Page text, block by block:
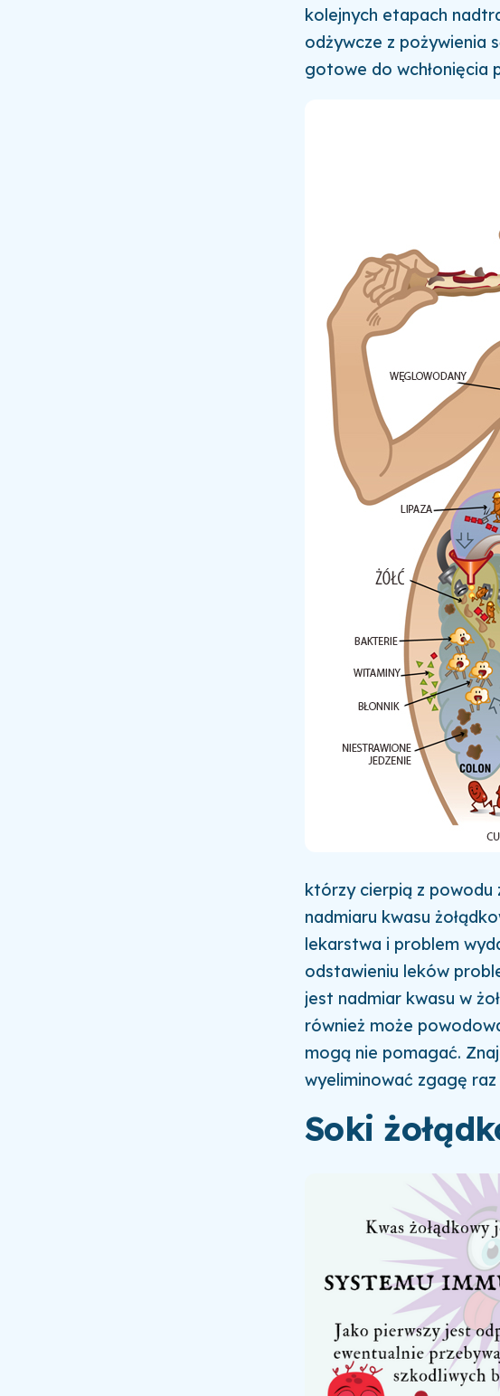
kolejnych etapach
odżywcze z pożywienia
gotowe do wchłonięcia
którzy cierpią z powodu
nadmiaru kwasu
lekarstwa i problem
odstawieniu leków
jest nadmiar kwasu w
również może
mogą nie pomagać.
wyeliminować zgagę
Soki